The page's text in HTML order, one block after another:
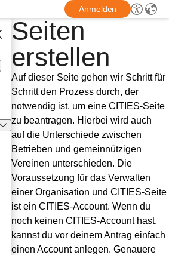
Anmelden
Seiten
erstellen
Auf dieser Seite gehen wir Schritt für
Schritt den Prozess durch, der
notwendig ist, um eine CITIES-Seite
zu beantragen. Hierbei wird auch
auf die Unterschiede zwischen
Betrieben und gemeinnützigen
Vereinen unterschieden. Die
Voraussetzung für das Verwalten
einer Organisation und CITIES-Seite
ist ein CITIES-Account. Wenn du
noch keinen CITIES-Account hast,
kannst du vor deinem Antrag einfach
einen Account anlegen. Genauere